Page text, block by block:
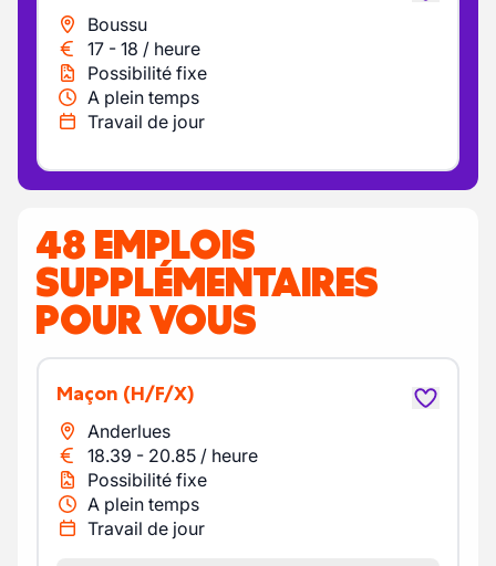
Boussu
17 - 18 / heure
Possibilité fixe
A plein temps
Travail de jour
48 EMPLOIS
SUPPLÉMENTAIRES
POUR VOUS
Maçon (H/F/X)
Anderlues
18.39 - 20.85 / heure
Possibilité fixe
A plein temps
Travail de jour